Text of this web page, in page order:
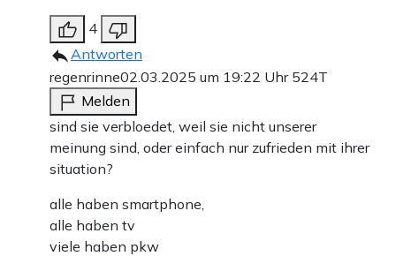
4
Antworten
regenrinne02.03.2025 um 19:22 Uhr 524T
Melden
sind sie verbloedet, weil sie nicht unserer
meinung sind, oder einfach nur zufrieden mit ihrer
situation?
alle haben smartphone,
alle haben tv
viele haben pkw